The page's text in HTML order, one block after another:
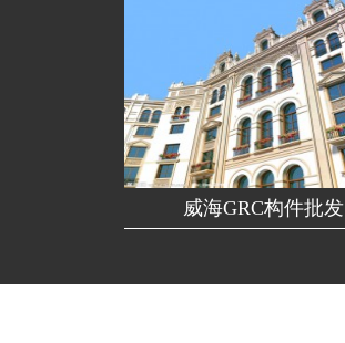
威海GRC构件批发